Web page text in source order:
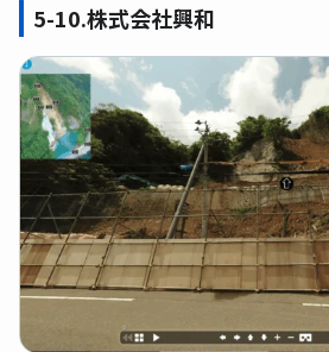
5-10.株式会社興和